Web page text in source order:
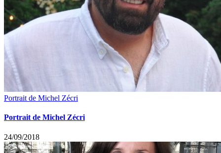
Portrait de Michel Zécri
Portrait de Michel Zécri
24/09/2018